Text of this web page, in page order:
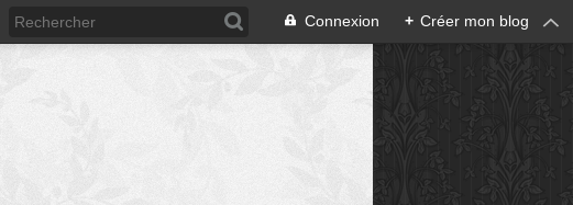
Connexion + Créer mon blog